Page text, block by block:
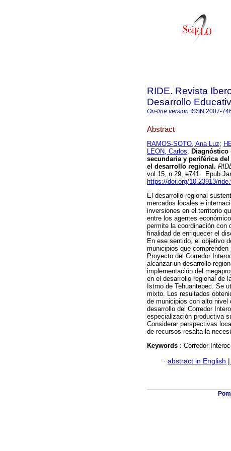
RIDE. Revista
Desarrollo
On-line version ISSN 2007-
Abstract
RAMOS-SOTO, Ana Luz;
LEON, Carlos.
secundaria y periférica
el desarrollo regional.
vol.15, n.29, e741. Epub
https://doi.org/10.23913/
El desarrollo regional
mercados locales e
inversiones en el territorio
entre los agentes
permite la coordinación con
finalidad de enriquecer el
En ese sentido, el objetivo
municipios que
Proyecto del Corredor
alcanzar un desarrollo
implementación del
en el desarrollo regional de
Istmo de Tehuantepec. Se
mixto. Los resultados
de municipios con alto nivel
desarrollo del Corredor
especialización productiva
Considerar perspectivas
de recursos resalta la
Keywords : Corredor
· abstract in English |